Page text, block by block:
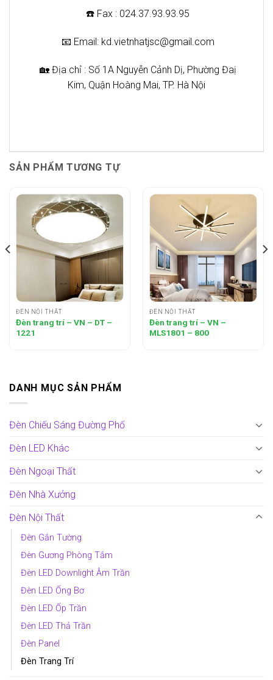
☎️ Fax : 024.37.93.93.95
📧 Email: kd.vietnhatjsc@gmail.com
🏡 Địa chỉ : Số 1A Nguyễn Cảnh Dị, Phường Đaị
Kim, Quận Hoàng Mai, TP. Hà Nội
SẢN PHẨM TƯƠNG TỰ
ĐÈN NỘI THẤT
Đèn trang trí – VN – DT –
1221
ĐÈN NỘI THẤT
Đèn trang trí – VN –
MLS1801 – 800
DANH MỤC SẢN PHẨM
Đèn Chiếu Sáng Đường Phố
Đèn LED Khác
Đèn Ngoại Thất
Đèn Nhà Xưởng
Đèn Nội Thất
Đèn Gắn Tường
Đèn Gương Phòng Tắm
Đèn LED Downlight Âm Trần
Đèn LED Ống Bơ
Đèn LED Ốp Trần
Đèn LED Thả Trần
Đèn Panel
Đèn Trang Trí